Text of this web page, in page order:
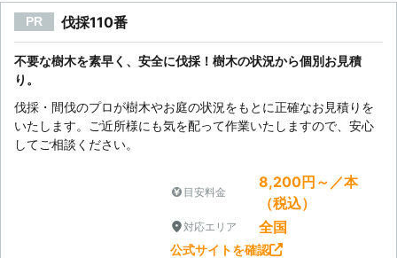
PR 伐採110番
不要な樹木を素早く、安全に伐採！樹木の状況から個別お見積
り。
伐採・間伐のプロが樹木やお庭の状況をもとに正確なお見積りを
いたします。ご近所様にも気を配って作業いたしますので、安心
してご相談ください。
目安料金
8,200円～／本
（税込）
対応エリア 全国
公式サイトを確認